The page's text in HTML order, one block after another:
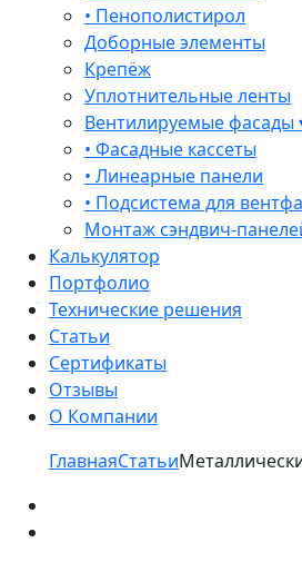
• Пенополистирол
Доборные элементы
Крепёж
Уплотнительные ленты
Вентилируемые фасады
• Фасадные кассеты
• Линеарные панели
• Подсистема для
Монтаж сэндвич-
Калькулятор
Портфолио
Технические решения
Статьи
Сертификаты
Отзывы
О Компании
ГлавнаяСтатьи